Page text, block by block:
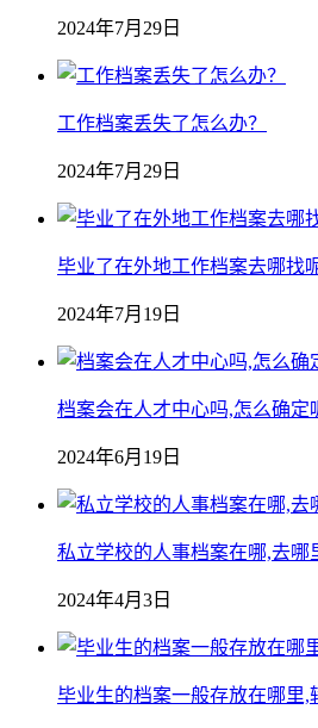
2024年7月29日
工作档案丢失了怎么办？
2024年7月29日
毕业了在外地工作档案去哪找
2024年7月19日
档案会在人才中心吗,怎么确定
2024年6月19日
私立学校的人事档案在哪,去哪
2024年4月3日
毕业生的档案一般存放在哪里,